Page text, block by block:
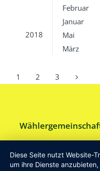
Februar
Januar
2018
Mai
März
1 2 3
Am Drillenbusch 11 -
Tel:Geschäftsstelle
Diese Seite nutzt Website-
um ihre Dienste